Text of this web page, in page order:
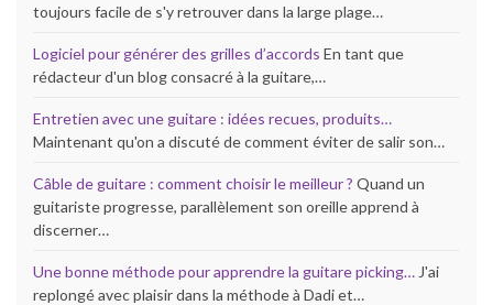
toujours facile de s'y retrouver dans la large plage…
Logiciel pour générer des grilles d’accords En tant que
rédacteur d'un blog consacré à la guitare,…
Entretien avec une guitare : idées recues, produits…
Maintenant qu'on a discuté de comment éviter de salir son…
Câble de guitare : comment choisir le meilleur ? Quand un
guitariste progresse, parallèlement son oreille apprend à
discerner…
Une bonne méthode pour apprendre la guitare picking… J'ai
replongé avec plaisir dans la méthode à Dadi et…